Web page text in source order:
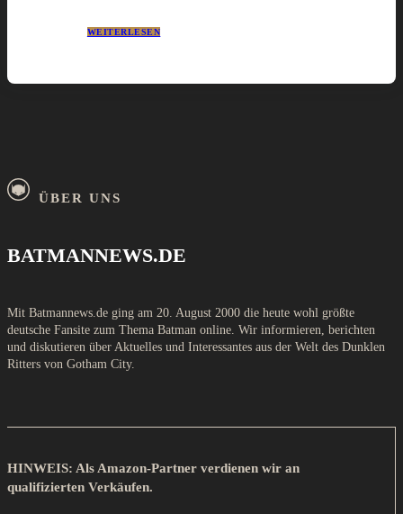
WEITERLESEN
ÜBER UNS
BATMANNEWS.DE
Mit Batmannews.de ging am 20. August 2000 die heute wohl größte
deutsche Fansite zum Thema Batman online. Wir informieren, berichten
und diskutieren über Aktuelles und Interessantes aus der Welt des Dunklen
Ritters von Gotham City.
HINWEIS: Als Amazon-Partner verdienen wir an
qualifizierten Verkäufen.